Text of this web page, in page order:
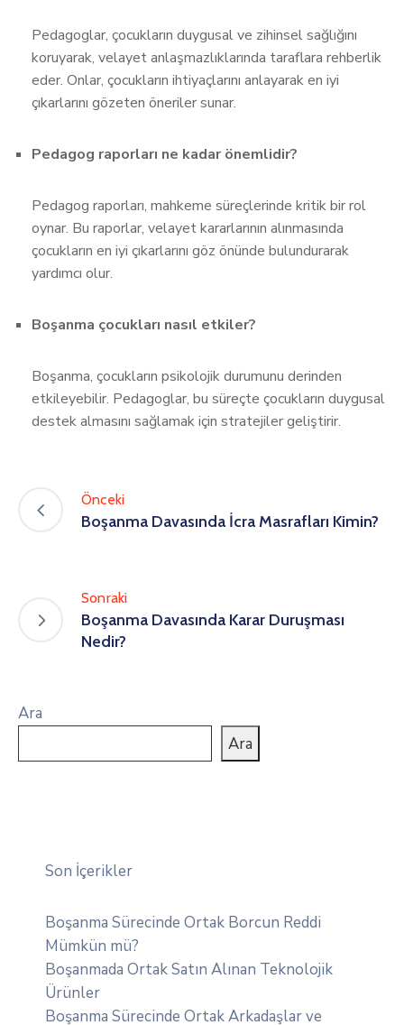
Pedagoglar, çocukların duygusal ve zihinsel sağlığını
koruyarak, velayet anlaşmazlıklarında taraflara rehberlik
eder. Onlar, çocukların ihtiyaçlarını anlayarak en iyi
çıkarlarını gözeten öneriler sunar.
Pedagog raporları ne kadar önemlidir?
Pedagog raporları, mahkeme süreçlerinde kritik bir rol
oynar. Bu raporlar, velayet kararlarının alınmasında
çocukların en iyi çıkarlarını göz önünde bulundurarak
yardımcı olur.
Boşanma çocukları nasıl etkiler?
Boşanma, çocukların psikolojik durumunu derinden
etkileyebilir. Pedagoglar, bu süreçte çocukların duygusal
destek almasını sağlamak için stratejiler geliştirir.
Önceki
Boşanma Davasında İcra Masrafları Kimin?
Sonraki
Boşanma Davasında Karar Duruşması
Nedir?
Ara
Ara
Son İçerikler
Boşanma Sürecinde Ortak Borcun Reddi
Mümkün mü?
Boşanmada Ortak Satın Alınan Teknolojik
Ürünler
Boşanma Sürecinde Ortak Arkadaşlar ve